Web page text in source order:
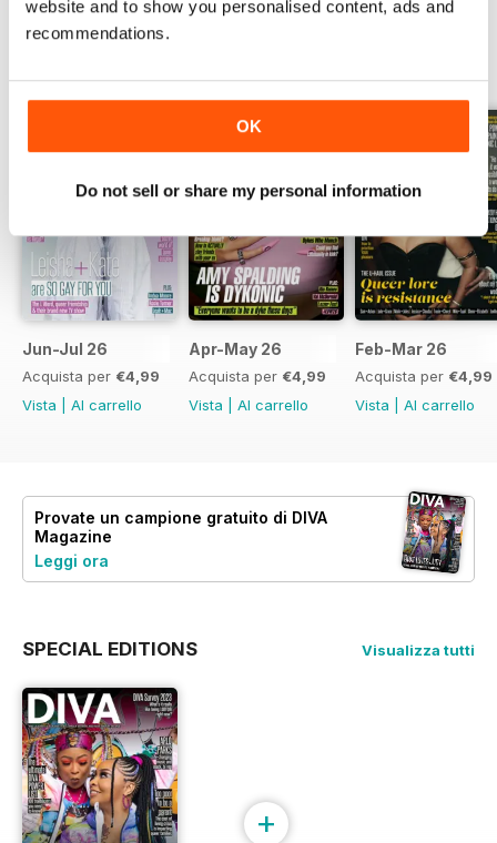
website and to show you personalised content, ads and
recommendations.
OK
Do not sell or share my personal information
Jun-Jul 26
Acquista per €4,99
Vista
Al carrello
Apr-May 26
Acquista per €4,99
Vista
Al carrello
Feb-Mar 26
Acquista per €4,99
Vista
Al carrello
Provate un campione gratuito di DIVA
Magazine
Leggi ora
SPECIAL EDITIONS Visualizza tutti
+